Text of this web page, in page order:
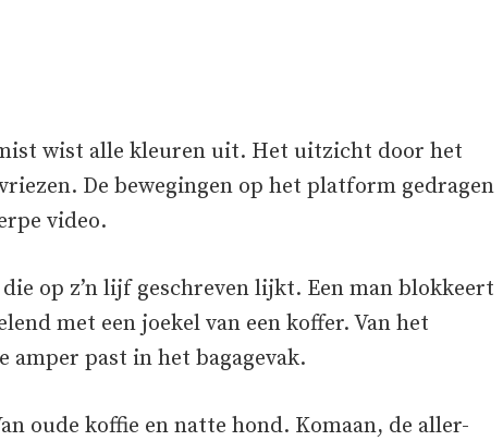
wist alle kleuren uit. Het uitzicht door het
De bewegingen op het platform gedragen
video.
op z’n lijf geschreven lijkt. Een man blokkeert
met een joekel van een koffer. Van het
past in het bagagevak.
oude koffie en natte hond. Komaan, de aller-